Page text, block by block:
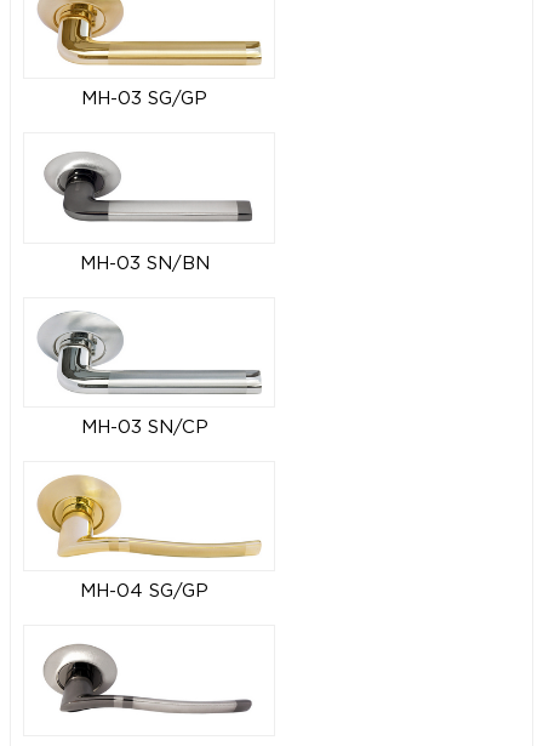
MH-03 SG/GP
MH-03 SN/BN
MH-03 SN/CP
MH-04 SG/GP